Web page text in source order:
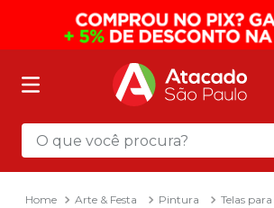
O que você procura?
Arte & Festa Pintura Telas
Termos mais buscados
mochila